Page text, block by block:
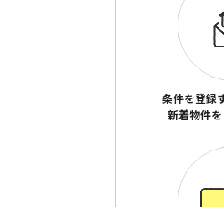
条件を登録
新着物件